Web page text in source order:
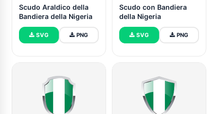
Scudo Araldico della
Bandiera della Nigeria
SVG PNG
Scudo con Bandiera
della Nigeria
SVG PNG